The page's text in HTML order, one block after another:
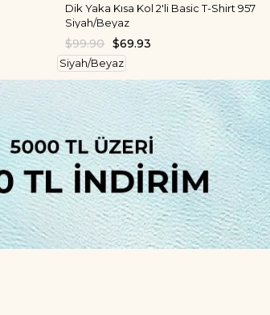
Dik Yaka Kısa Kol 2'li Basic T-Shirt 957
Siyah/Beyaz
$99.90 $69.93
Siyah/Beyaz